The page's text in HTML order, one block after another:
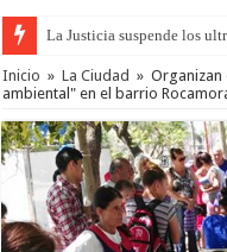
La Justicia suspende los
Se presentará la obra “La
Inicio » La Ciudad » Organizan
ambiental" en el barrio